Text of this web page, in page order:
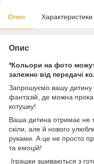
Опис Характеристики
Опис
*Кольори на фото
залежно від передачі
Запрошуємо вашу дитину
фантазій, де можна
котушку!
Ваша дитина отримає не
скіли, але й нового
руками. А це не просто
та емоцій!
Іграшки зшиваються з